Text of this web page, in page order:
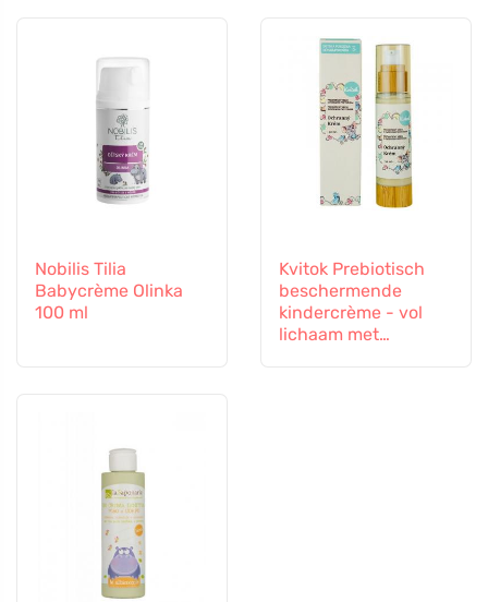
Nobilis Tilia
Babycrème Olinka
100 ml
Kvitok Prebiotisch
beschermende
kindercrème - vol
lichaam met